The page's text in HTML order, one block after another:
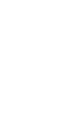
die